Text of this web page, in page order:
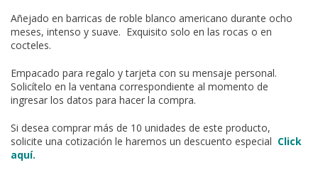
Añejado en barricas de roble blanco americano durante ocho
meses, intenso y suave. Exquisito solo en las rocas o en
cocteles.
Empacado para regalo y tarjeta con su mensaje personal.
Solicítelo en la ventana correspondiente al momento de
ingresar los datos para hacer la compra.
Si desea comprar más de 10 unidades de este producto,
solicite una cotización le haremos un descuento especial Click
aquí.